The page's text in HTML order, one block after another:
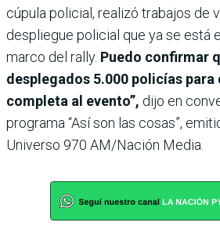
cúpula policial, realizó trabajos de
despliegue policial que ya se está
marco del rally. Puedo confirmar
desplegados 5.000 policías para
completa al evento”, dijo en
programa “Así son las cosas”,
Universo 970 AM/Nación Media.